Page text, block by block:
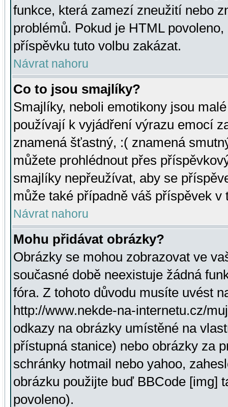
funkce, která zamezí zneužití nebo
problémů. Pokud je HTML
příspěvku tuto volbu zakázat.
Návrat nahoru
Co to jsou smajlíky?
Smajlíky, neboli emotikony jsou
používají k vyjádření výrazu emocí
znamená šťastný, :( znamená
můžete prohlédnout přes
smajlíky nepřeužívat, aby se
může také případně váš příspěvek v
Návrat nahoru
Mohu přidávat obrázky?
Obrázky se mohou zobrazovat ve
současné době neexistuje žádná
fóra. Z tohoto důvodu musíte uvést
http://www.nekde-na-internetu.cz/
odkazy na obrázky umístěné na
přístupná stanice) nebo obrázky za
schránky hotmail nebo yahoo,
obrázku použijte buď BBCode [img]
povoleno).